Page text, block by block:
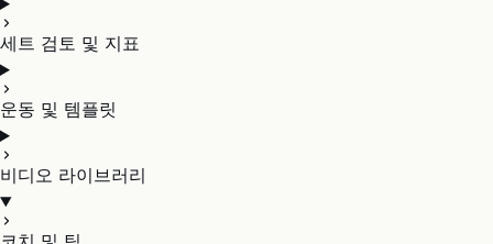
세트 검토 및 지표
운동 및 템플릿
비디오 라이브러리